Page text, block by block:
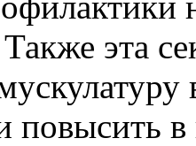
эта
повысить в